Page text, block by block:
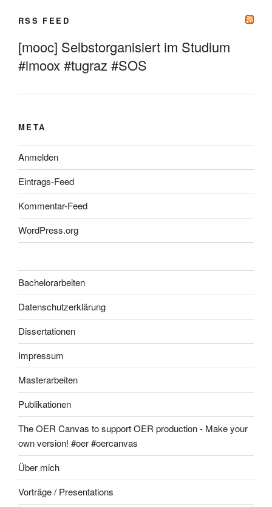
RSS FEED
[mooc] Selbstorganisiert im Studium
#imoox #tugraz #SOS
META
Anmelden
Eintrags-Feed
Kommentar-Feed
WordPress.org
Bachelorarbeiten
Datenschutzerklärung
Dissertationen
Impressum
Masterarbeiten
Publikationen
The OER Canvas to support OER production - Make your
own version! #oer #oercanvas
Über mich
Vorträge / Presentations